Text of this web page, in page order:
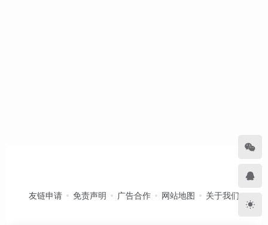
友链申请 免责声明 广告合作 网站地图 关于我们